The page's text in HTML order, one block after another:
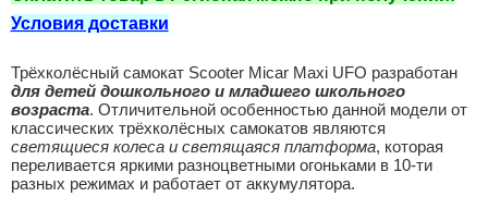
Условия доставки
Трёхколёсный самокат Scooter Micar Maxi UFO разработан
для детей дошкольного и младшего школьного
возраста. Отличительной особенностью данной модели от
классических трёхколёсных самокатов являются
светящиеся колеса и светящаяся платформа, которая
переливается яркими разноцветными огоньками в 10-ти
разных режимах и работает от аккумулятора.